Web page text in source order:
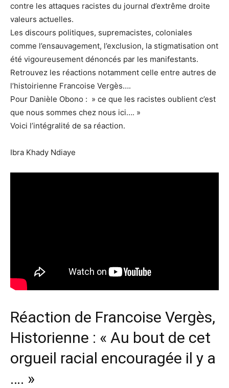
contre les attaques racistes du journal d’extrême droite
valeurs actuelles.
Les discours politiques, supremacistes, coloniales
comme l’ensauvagement, l’exclusion, la stigmatisation ont
été vigoureusement dénoncés par les manifestants.
Retrouvez les réactions notamment celle entre autres de
l’histoirienne Francoise Vergès….
Pour Danièle Obono : » ce que les racistes oublient c’est
que nous sommes chez nous ici…. »
Voici l’intégralité de sa réaction.
Ibra Khady Ndiaye
Réaction de Francoise Vergès,
Historienne : « Au bout de cet
orgueil racial encouragée il y a
…. »